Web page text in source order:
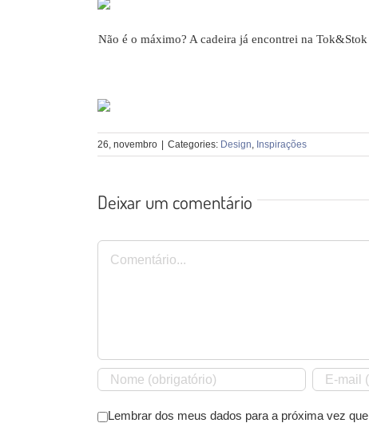
Não é o máximo? A cadeira já encontrei na
26, novembro Categories: Design, Inspirações
Deixar um comentário
Comentário
Lembrar dos meus dados para a próxima vez